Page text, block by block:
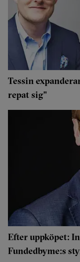
Tessin
repat sig"
Efter uppköpet:
Fundedbyme:s